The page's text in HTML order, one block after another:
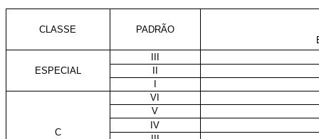
CLASSE
PADRÃO
ESPECIAL
C
VI
V
IV